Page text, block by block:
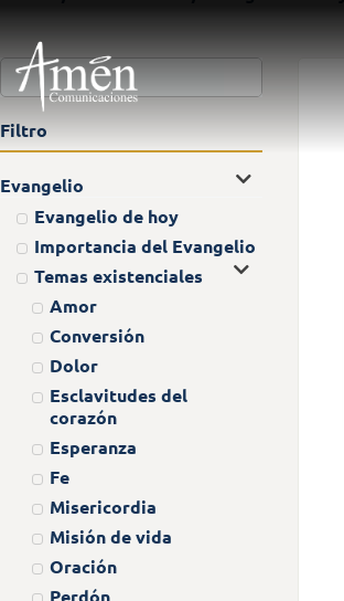
Filtro
Evangelio
Evangelio de hoy
Importancia del Evangelio
Temas existenciales
Amor
Conversión
Dolor
Esclavitudes del
corazón
Esperanza
Fe
Misericordia
Misión de vida
Oración
Perdón